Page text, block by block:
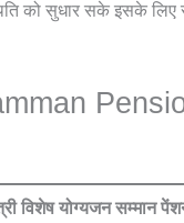
को सुधार सके इसके लिए
विशेष योग्यजन सम्मान